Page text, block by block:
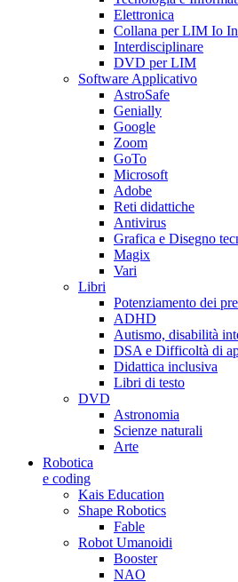
Elettronica
Collana per LIM Io
Interdisciplinare
DVD per LIM
Software Applicativo
AstroSafe
Genially
Google
Zoom
GoTo
Microsoft
Adobe
Reti didattiche
Antivirus
Grafica e Disegno
Magix
Vari
Libri
Potenziamento dei
ADHD
Autismo, disabilità
DSA e Difficoltà di
Didattica inclusiva
Libri di testo
DVD
Astronomia
Scienze naturali
Arte
Robotica
e coding
Kais Education
Shape Robotics
Fable
Robot Umanoidi
Booster
NAO